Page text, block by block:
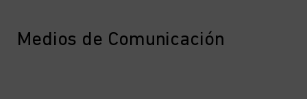
Medios de Comunicación